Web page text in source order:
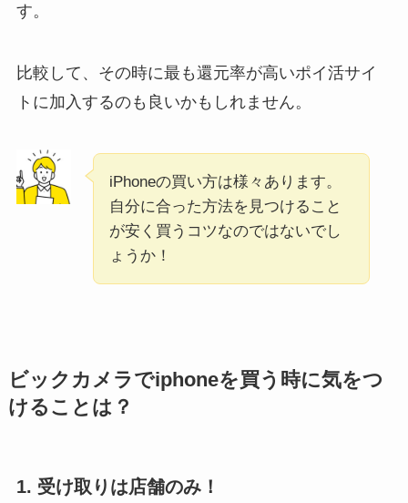
す。
比較して、その時に最も還元率が高いポイ活サイ
トに加入するのも良いかもしれません。
iPhoneの買い方は様々あります。
自分に合った方法を見つけること
が安く買うコツなのではないでし
ょうか！
ビックカメラでiphoneを買う時に気をつ
けることは？
1. 受け取りは店舗のみ！